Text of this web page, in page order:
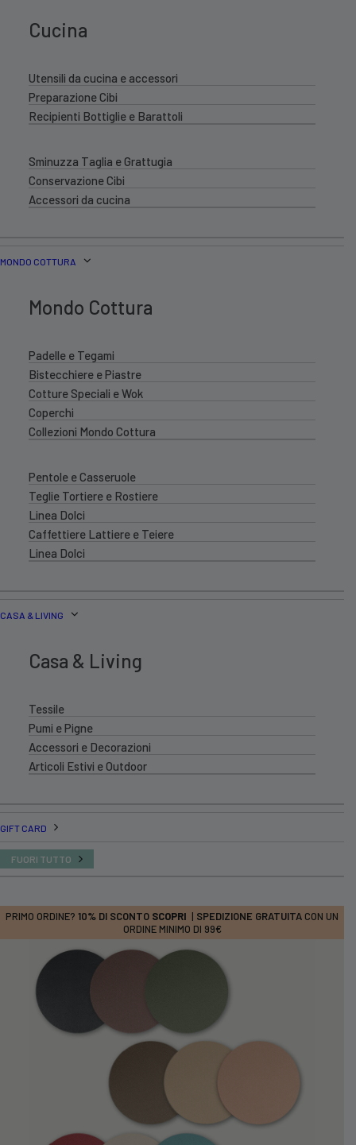
Cucina
Utensili da cucina e accessori
Preparazione Cibi
Recipienti Bottiglie e Barattoli
Sminuzza Taglia e Grattugia
Conservazione Cibi
Accessori da cucina
MONDO COTTURA
Mondo Cottura
Padelle e Tegami
Bistecchiere e Piastre
Cotture Speciali e Wok
Coperchi
Collezioni Mondo Cottura
Pentole e Casseruole
Teglie Tortiere e Rostiere
Linea Dolci
Caffettiere Lattiere e Teiere
Linea Dolci
CASA & LIVING
Casa & Living
Tessile
Pumi e Pigne
Accessori e Decorazioni
Articoli Estivi e Outdoor
GIFT CARD
FUORI TUTTO
PRIMO ORDINE? 10% DI SCONTO SCOPRI | SPEDIZIONE GRATUITA CON UN
ORDINE MINIMO DI 99€